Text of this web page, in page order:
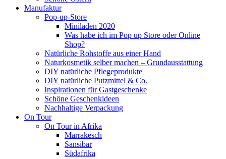
Manufaktur
Pop-up-Store
Miniladen 2020
Was habe ich im Pop up Store oder Online
Shop?
Natürliche Rohstoffe aus einer Hand
Naturkosmetik selber machen – Grundausstattung
DIY natürliche Pflegeprodukte
DIY natürliche Putzmittel & Co.
Inspirationen für Gastgeschenke
Schöne Geschenkideen
Nachhaltige Verpackung
On Tour
On Tour in Afrika
Marrakesch
Sansibar
Südafrika